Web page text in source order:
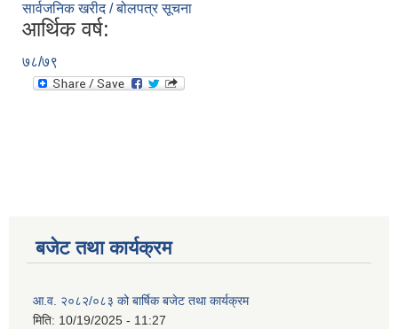
सार्वजनिक खरीद / बोलपत्र सूचना
आर्थिक वर्ष:
७८/७९
बजेट तथा कार्यक्रम
आ.व. २०८२/०८३ को बार्षिक बजेट तथा कार्यक्रम
मिति: 10/19/2025 - 11:27